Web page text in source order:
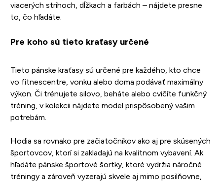
viacerých strihoch, dĺžkach a farbách – nájdete presne
to, čo hľadáte.
Pre koho sú tieto kraťasy určené
Tieto pánske kraťasy sú určené pre každého, kto chce
vo fitnescentre, vonku alebo doma podávať maximálny
výkon. Či trénujete silovo, beháte alebo cvičíte funkčný
tréning, v kolekcii nájdete model prispôsobený vašim
potrebám.
Hodia sa rovnako pre začiatočníkov ako aj pre skúsených
športovcov, ktorí si zakladajú na kvalitnom vybavení. Ak
hľadáte pánske športové šortky, ktoré vydržia náročné
tréningy a zároveň vyzerajú skvele aj mimo posilňovne,